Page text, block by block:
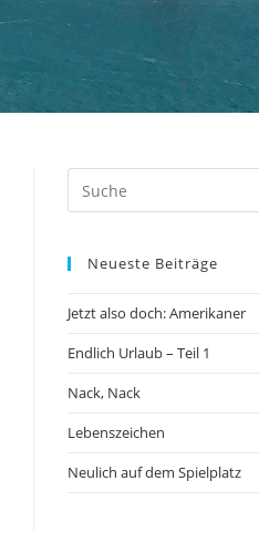
Neueste Beiträge
Jetzt also doch: Amerikaner
Endlich Urlaub – Teil 1
Nack, Nack
Lebenszeichen
Neulich auf dem Spielplatz